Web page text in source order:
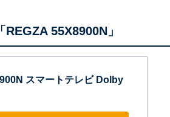
55X8900N」
スマートテレビ Dolby